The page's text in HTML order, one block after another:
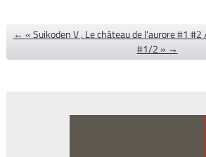
← « Suikoden V , Le château de l'aurore #1 #2
#1/2 » →